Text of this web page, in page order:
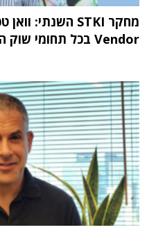
Vendor בכל תחומי שוק ה-IT